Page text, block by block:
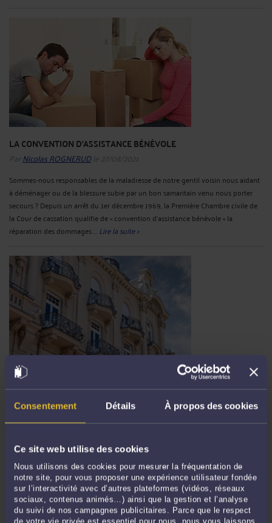
Consentement Détails À propos des cookies
Ce site web utilise des cookies
Nous utilisons des cookies pour mesurer la fréquentation de
notre site, pour vous proposer une expérience utilisateur fondée
sur l’interactivité avec d’autres plateformes (vidéos, réseaux
sociaux, contenus animés…) ainsi que la gestion et l’analyse
du suivi de nos campagnes publicitaires. Parce que le respect
de votre vie privée est essentiel pour nous, nous vous laissons
LA CONVENTION D’ASSISTANCE BÉNÉVOLE
Par Nicolas ROGNERUDle 27/08/2021
Sommes-nous responsables de la maladresse de notre gentil voisin nous aidant
à déménager ou de la blessure subie par un bon samaritain venu nous porter
secours ? Depuis un arrêt du 1er décembre 1969, la Première Chambre civile de
la Cour de cassation qualifie de « convention d’assistance bénévole » la
réparation des dommages ... Lire la suite >
LA PRESCRIPTION ABRÉGÉE EXCLUE POUR LE CLIENT AGISSANT
DANS LE CADRE D’UN PROJET DE PROMOTION IMMOBILIÈRE
ParNicolas ROGNERUD le 27/08/2021
Par un arrêt du 30 juin dernier, la Cour de Cassation est venue rappeler les
l’action du professionnel à l’encontre de son Client consommateur. La
prescription, c’est-à-dire le délai prévu par la loi pour ...Lire la suite >